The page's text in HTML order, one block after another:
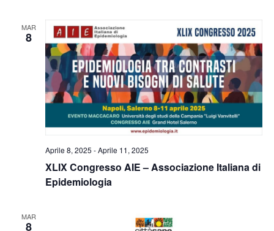
MAR
8
XLIX Congresso AIE – Associazione Italiana di
Epidemiologia
Aprile 8, 2025 -Aprile 11, 2025
MAR
8